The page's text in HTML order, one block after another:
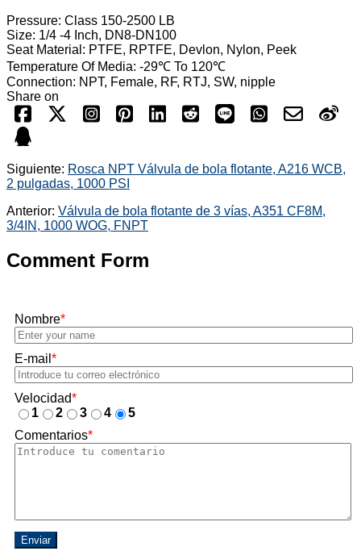
Pressure: Class 150-2500 LB
Size: 1/4 -4 Inch, DN8-DN100
Seat Material: PTFE, RPTFE, Devlon, Nylon, Peek
Temperature Of Media: -29℃ To 120℃
Connection: NPT, Female, RF, RTJ, SW, nipple
Share on
Siguiente: Rosca NPT Válvula de bola flotante, A216 WCB,
2 pulgadas, 1000 PSI
Anterior: Válvula de bola flotante de 3 vías, A351 CF8M,
3/4IN, 1000 WOG, FNPT
Comment Form
Nombre*
E-mail *
Velocidad*
1
2 3 4
5
Comentarios*
Enviar